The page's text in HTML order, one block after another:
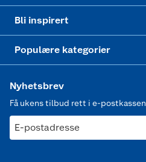
Bli inspirert
Populære kategorier
Nyhetsbrev
Få ukens tilbud rett i e-postkassen
E-postadresse